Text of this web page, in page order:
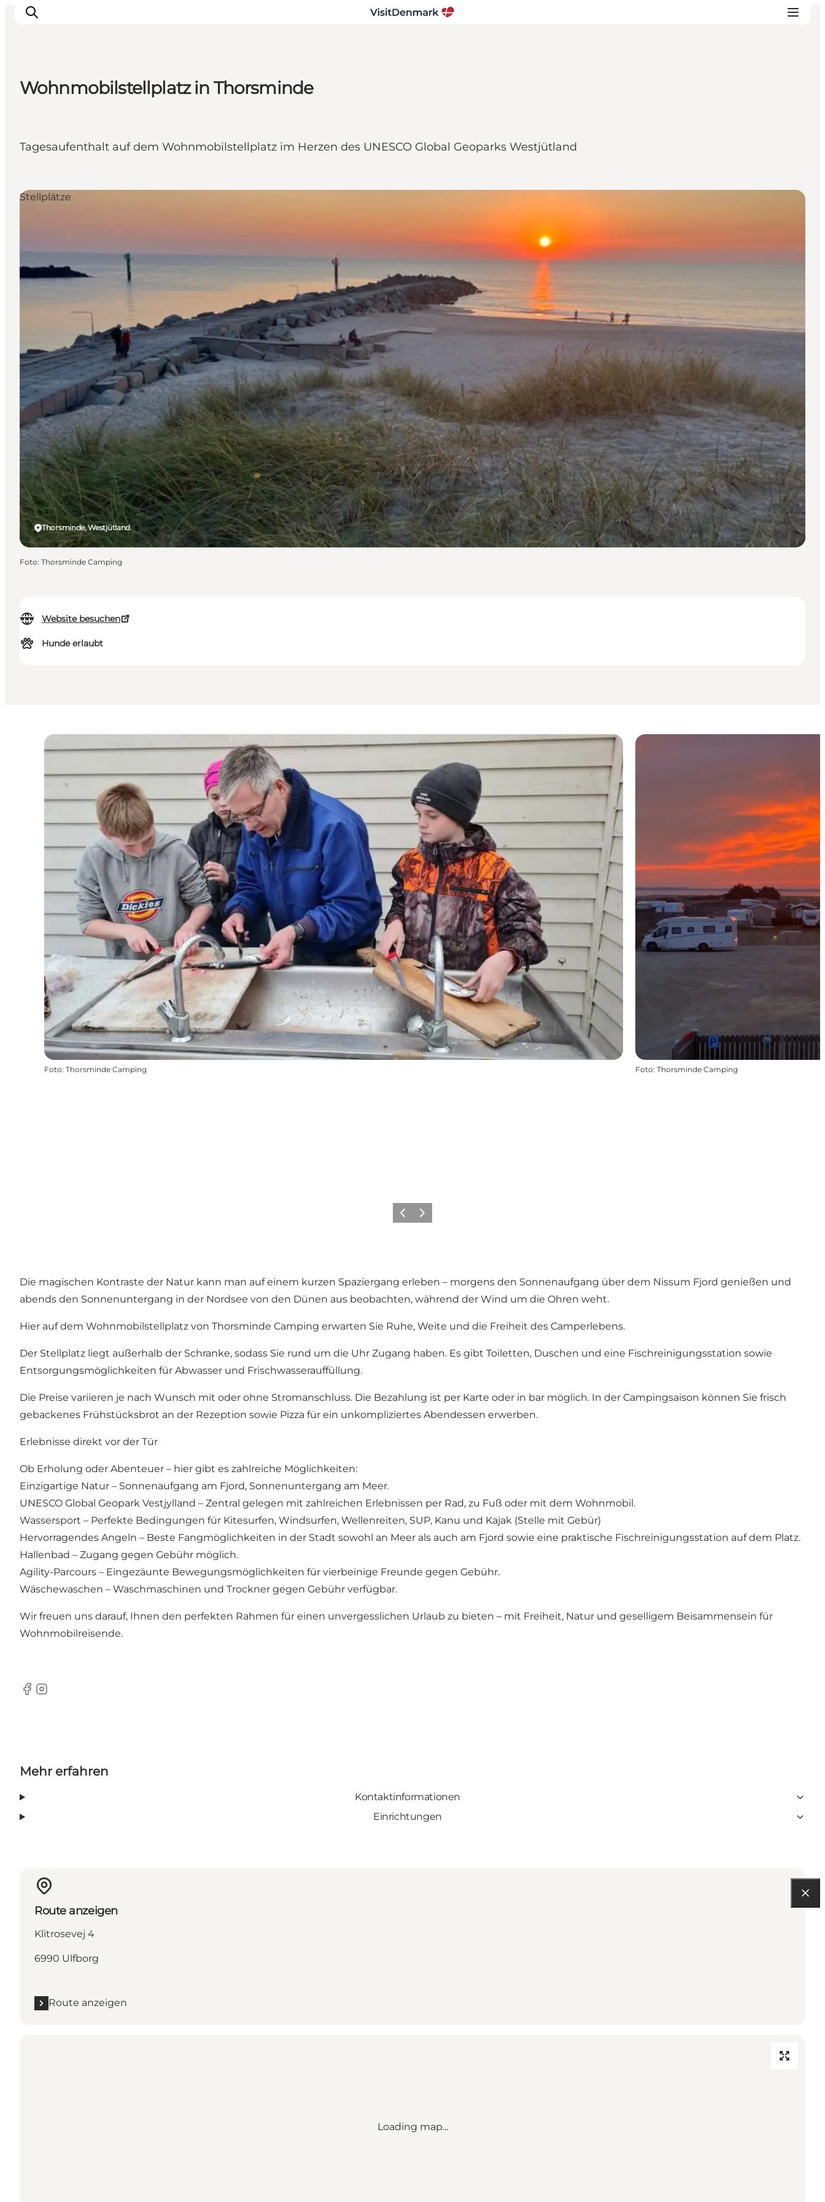
Erlebnisse
Unterkünfte
Wohnmobilstellplatz in Thorsminde
Tagesaufenthalt auf dem Wohnmobilstellplatz im Herzen des UNESCO Global Geoparks Westjütland
Website besuchen
Hunde erlaubt
Thorsminde, Westjütland
Stellplätze
Foto: Thorsminde Camping
Foto: Thorsminde Camping Foto: Thorsminde Camping
ZurückWeiter
Die magischen Kontraste der Natur kann man auf einem kurzen Spaziergang erleben – morgens den Sonnenaufgang über dem Nissum Fjord genießen und
abends den Sonnenuntergang in der Nordsee von den Dünen aus beobachten, während der Wind um die Ohren weht.
Hier auf dem Wohnmobilstellplatz von Thorsminde Camping erwarten Sie Ruhe, Weite und die Freiheit des Camperlebens.
Der Stellplatz liegt außerhalb der Schranke, sodass Sie rund um die Uhr Zugang haben. Es gibt Toiletten, Duschen und eine Fischreinigungsstation sowie
Entsorgungsmöglichkeiten für Abwasser und Frischwasserauffüllung.
Die Preise variieren je nach Wunsch mit oder ohne Stromanschluss. Die Bezahlung ist per Karte oder in bar möglich. In der Campingsaison können Sie frisch
gebackenes Frühstücksbrot an der Rezeption sowie Pizza für ein unkompliziertes Abendessen erwerben.
Erlebnisse direkt vor der Tür
Ob Erholung oder Abenteuer – hier gibt es zahlreiche Möglichkeiten:
Einzigartige Natur – Sonnenaufgang am Fjord, Sonnenuntergang am Meer.
UNESCO Global Geopark Vestjylland – Zentral gelegen mit zahlreichen Erlebnissen per Rad, zu Fuß oder mit dem Wohnmobil.
Wassersport – Perfekte Bedingungen für Kitesurfen, Windsurfen, Wellenreiten, SUP, Kanu und Kajak (Stelle mit Gebür)
Hervorragendes Angeln – Beste Fangmöglichkeiten in der Stadt sowohl an Meer als auch am Fjord sowie eine praktische Fischreinigungsstation auf dem Platz.
Hallenbad – Zugang gegen Gebühr möglich.
Agility-Parcours – Eingezäunte Bewegungsmöglichkeiten für vierbeinige Freunde gegen Gebühr.
Wäschewaschen – Waschmaschinen und Trockner gegen Gebühr verfügbar.
Wir freuen uns darauf, Ihnen den perfekten Rahmen für einen unvergesslichen Urlaub zu bieten – mit Freiheit, Natur und geselligem Beisammensein für
Wohnmobilreisende.
Facebook
Instagram
Mehr erfahren
Kontaktinformationen
Einrichtungen
Route anzeigen
Klitrosevej 4
6990 Ulfborg
Route anzeigen
Loading map...